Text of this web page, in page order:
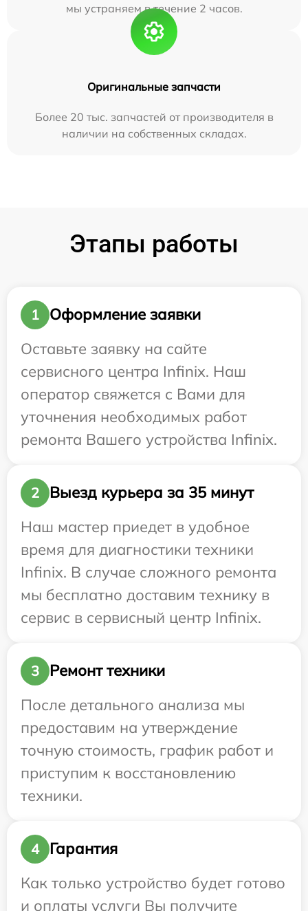
мы устраняем в течение 2 часов.
Оригинальные запчасти
Более 20 тыс. запчастей от производителя в
наличии на собственных складах.
Этапы работы
1
Оформление заявки
Оставьте заявку на сайте
сервисного центра Infinix. Наш
оператор свяжется с Вами для
уточнения необходимых работ
ремонта Вашего устройства Infinix.
2
Выезд курьера за 35 минут
Наш мастер приедет в удобное
время для диагностики техники
Infinix. В случае сложного ремонта
мы бесплатно доставим технику в
сервис в сервисный центр Infinix.
3
Ремонт техники
После детального анализа мы
предоставим на утверждение
точную стоимость, график работ и
приступим к восстановлению
техники.
4
Гарантия
Как только устройство будет готово
и оплаты услуги Вы получите